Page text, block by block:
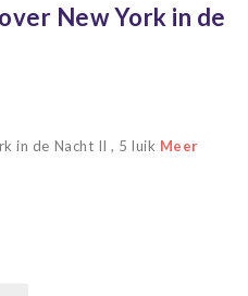
New York in de
in de Nacht II , 5 luik Meer